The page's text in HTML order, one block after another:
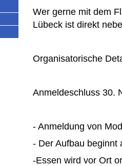
Wer gerne mit dem
Lübeck ist direkt
Organisatorische
Anmeldeschluss 30.
- Anmeldung von
- Der Aufbau beginnt
-Essen wird vor Ort